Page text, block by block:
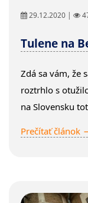
29.12.2020 |
Tulene na
Zdá sa vám, že
roztrhlo s
na Slovensku
Prečítať článok